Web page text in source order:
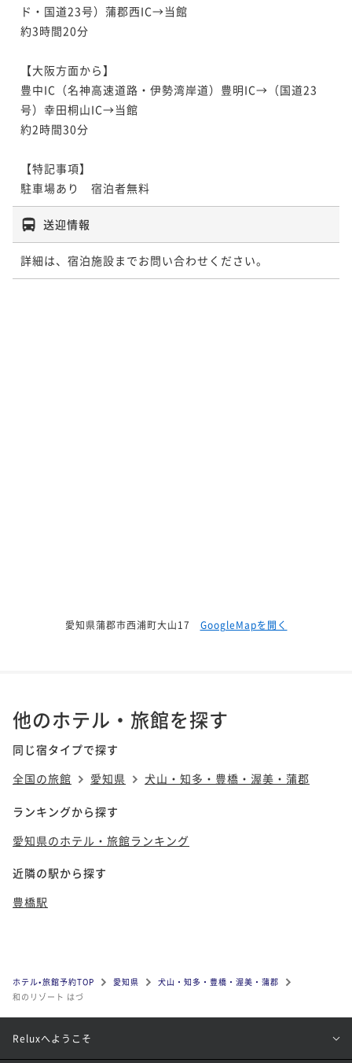
ド・国道23号）蒲郡西IC→当館
約3時間20分
【大阪方面から】
豊中IC（名神高速道路・伊勢湾岸道）豊明IC→（国道23
号）幸田桐山IC→当館
約2時間30分
【特記事項】
駐車場あり　宿泊者無料
送迎情報
詳細は、宿泊施設までお問い合わせください。
愛知県蒲郡市西浦町大山17 GoogleMapを開く
他のホテル・旅館を探す
同じ宿タイプで探す
全国の旅館
愛知県 犬山・知多・豊橋・渥美・蒲郡
ランキングから探す
愛知県のホテル・旅館ランキング
近隣の駅から探す
豊橋駅
ホテル•旅館予約TOP 愛知県
犬山・知多・豊橋・渥美・蒲郡
和のリゾート はづ
Reluxへようこそ